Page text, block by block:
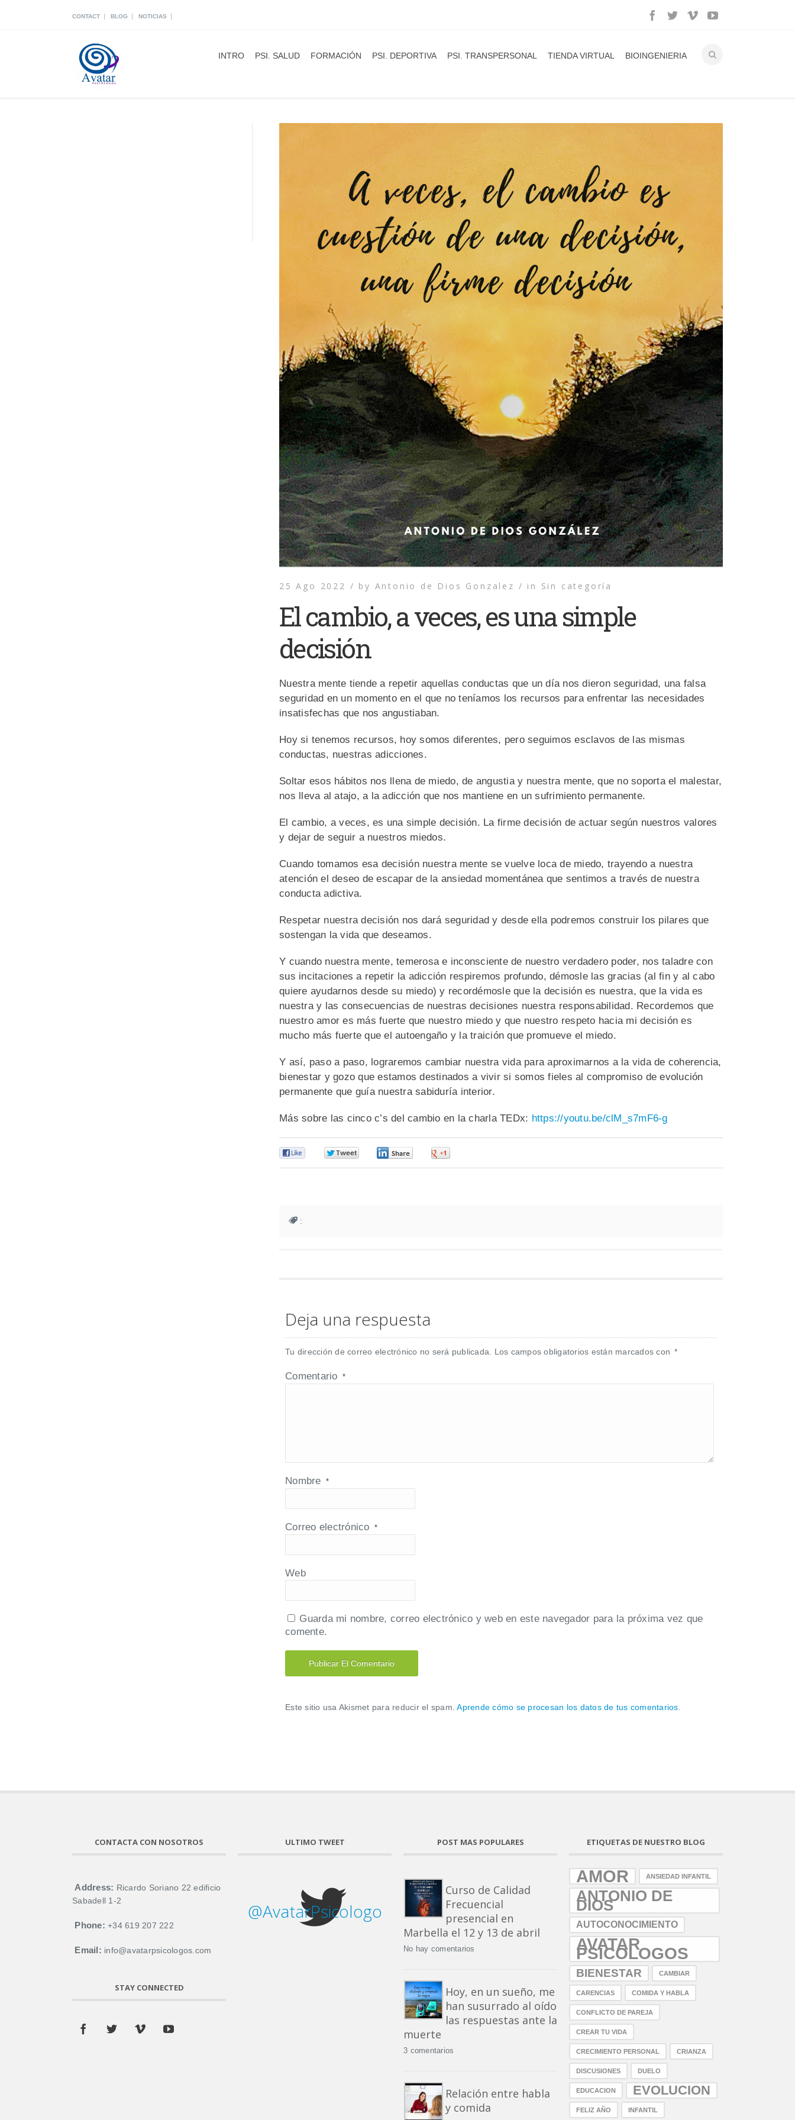
CONTACT | BLOG | NOTICIAS |
INTRO PSI. SALUD FORMACIÓN PSI. DEPORTIVA PSI. TRANSPERSONAL TIENDA VIRTUAL BIOINGENIERIA
25 Ago 2022 / by Antonio de Dios Gonzalez / in Sin categoría
El cambio, a veces, es una simple
decisión
Nuestra mente tiende a repetir aquellas conductas que un día nos dieron seguridad, una falsa
seguridad en un momento en el que no teníamos los recursos para enfrentar las necesidades
insatisfechas que nos angustiaban.
Hoy si tenemos recursos, hoy somos diferentes, pero seguimos esclavos de las mismas
conductas, nuestras adicciones.
Soltar esos hábitos nos llena de miedo, de angustia y nuestra mente, que no soporta el malestar,
nos lleva al atajo, a la adicción que nos mantiene en un sufrimiento permanente.
El cambio, a veces, es una simple decisión. La firme decisión de actuar según nuestros valores
y dejar de seguir a nuestros miedos.
Cuando tomamos esa decisión nuestra mente se vuelve loca de miedo, trayendo a nuestra
atención el deseo de escapar de la ansiedad momentánea que sentimos a través de nuestra
conducta adictiva.
Respetar nuestra decisión nos dará seguridad y desde ella podremos construir los pilares que
sostengan la vida que deseamos.
Y cuando nuestra mente, temerosa e inconsciente de nuestro verdadero poder, nos taladre con
sus incitaciones a repetir la adicción respiremos profundo, démosle las gracias (al fin y al cabo
quiere ayudarnos desde su miedo) y recordémosle que la decisión es nuestra, que la vida es
nuestra y las consecuencias de nuestras decisiones nuestra responsabilidad. Recordemos que
nuestro amor es más fuerte que nuestro miedo y que nuestro respeto hacia mi decisión es
mucho más fuerte que el autoengaño y la traición que promueve el miedo.
Y así, paso a paso, lograremos cambiar nuestra vida para aproximarnos a la vida de coherencia,
bienestar y gozo que estamos destinados a vivir si somos fieles al compromiso de evolución
permanente que guía nuestra sabiduría interior.
Más sobre las cinco c’s del cambio en la charla TEDx: https://youtu.be/clM_s7mF6-g
:
Deja una respuesta
Tu dirección de correo electrónico no será publicada. Los campos obligatorios están marcados con *
Comentario *
Nombre *
Correo electrónico *
Web
Guarda mi nombre, correo electrónico y web en este navegador para la próxima vez que
comente.
Este sitio usa Akismet para reducir el spam.Aprende cómo se procesan los datos de tus comentarios
CONTACTA CON NOSOTROS
Address: Ricardo Soriano 22 edificio
Sabadell 1-2
Phone: +34 619 207 222
Email: info@avatarpsicologos.com
STAY CONNECTED
ULTIMO TWEET
@AvatarPsicologo
POST MAS POPULARES
Curso de Calidad
Frecuencial
presencial en
Marbella el 12 y 13 de abril
No hay comentarios
Hoy, en un sueño, me
han susurrado al oído
las respuestas ante la
muerte
3 comentarios
Relación entre habla
y comida
ETIQUETAS DE NUESTRO BLOG
AMOR ANSIEDAD INFANTIL
ANTONIO DE
DIOS
AUTOCONOCIMIENTO
AVATAR
PSICOLOGOS
BIENESTAR CAMBIAR
CARENCIAS COMIDA Y HABLA
CONFLICTO DE PAREJA
CREAR TU VIDA
CRECIMIENTO PERSONAL CRIANZA
DISCUSIONES DUELO
EDUCACION EVOLUCION
FELIZ AÑO INFANTIL